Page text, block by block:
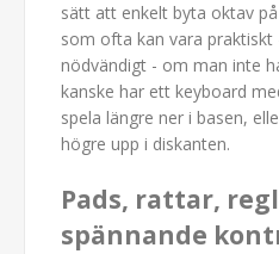
sätt att enkelt byta oktav
som ofta kan vara praktiskt
nödvändigt - om man inte
kanske har ett keyboard
spela längre ner i basen,
högre upp i diskanten.
Pads, rattar,
spännande